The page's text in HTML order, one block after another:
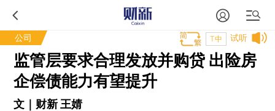
公司 试听
T中
监管层要求合理发放并购贷 出险房
企偿债能力有望提升
文｜财新 王婧